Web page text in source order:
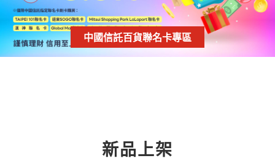
中國信託百貨聯名卡專區
新品上架